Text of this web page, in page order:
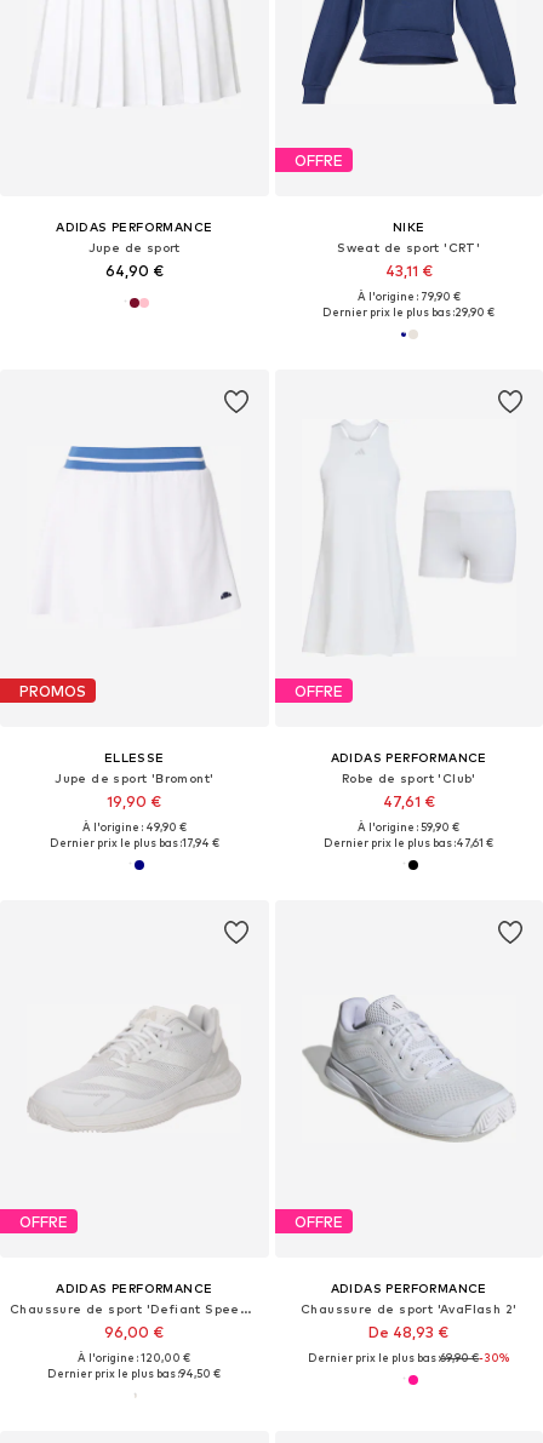
ADIDAS PERFORMANCE
Jupe de sport
64,90 €
OFFRE
NIKE
Sweat de sport 'CRT'
43,11 €
À l'origine : 79,90 €
Dernier prix le plus bas :29,90 €
PROMOS
ELLESSE
Jupe de sport 'Bromont'
19,90 €
À l'origine : 49,90 €
Dernier prix le plus bas :17,94 €
OFFRE
ADIDAS PERFORMANCE
Robe de sport 'Club'
47,61 €
À l'origine : 59,90 €
Dernier prix le plus bas :47,61 €
OFFRE
ADIDAS PERFORMANCE
Chaussure de sport 'Defiant Speed 2'
96,00 €
À l'origine : 120,00 €
Dernier prix le plus bas :94,50 €
OFFRE
ADIDAS PERFORMANCE
Chaussure de sport 'AvaFlash 2'
De 48,93 €
Dernier prix le plus bas :69,90 €-30%